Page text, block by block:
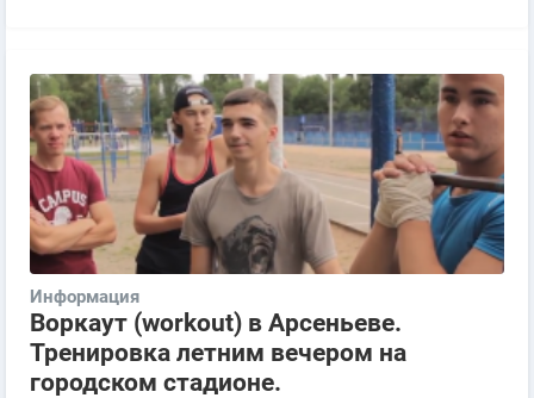
Информация
Воркаут (workout) в Арсеньеве.
Тренировка летним вечером на
городском стадионе.